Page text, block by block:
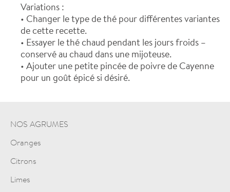
Variations :
• Changer le type de thé pour différentes variantes
de cette recette.
• Essayer le thé chaud pendant les jours froids –
conservé au chaud dans une mijoteuse.
• Ajouter une petite pincée de poivre de Cayenne
pour un goût épicé si désiré.
NOS AGRUMES
Oranges
Citrons
Limes